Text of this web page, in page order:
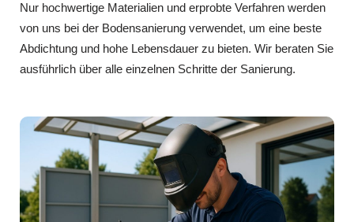
Nur hochwertige Materialien und erprobte Verfahren werden
von uns bei der Bodensanierung verwendet, um eine beste
Abdichtung und hohe Lebensdauer zu bieten. Wir beraten Sie
ausführlich über alle einzelnen Schritte der Sanierung.